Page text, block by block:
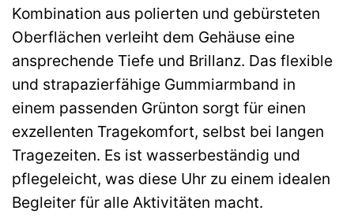
Kombination aus polierten und gebürsteten
Oberflächen verleiht dem Gehäuse eine
ansprechende Tiefe und Brillanz. Das flexible
und strapazierfähige Gummiarmband in
einem passenden Grünton sorgt für einen
exzellenten Tragekomfort, selbst bei langen
Tragezeiten. Es ist wasserbeständig und
pflegeleicht, was diese Uhr zu einem idealen
Begleiter für alle Aktivitäten macht.